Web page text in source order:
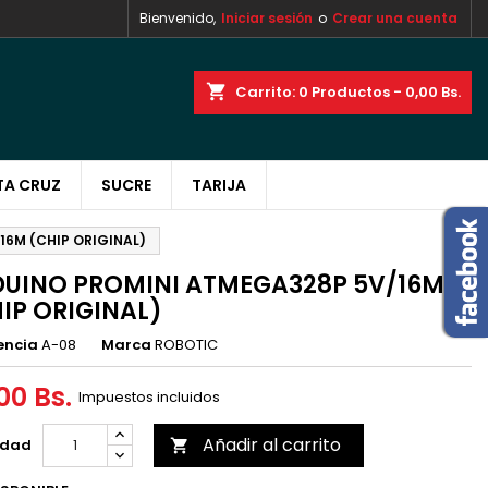
Bienvenido, Iniciar sesión o Crear una cuenta
shopping_cart Carrito: 0 Productos - 0,00 Bs.
CRUZ SUCRE TARIJA
(CHIP ORIGINAL)
PROMINI ATMEGA328P 5V/16M
ORIGINAL)
A-08 Marca ROBOTIC
Bs. Impuestos incluidos
 Añadir al carrito